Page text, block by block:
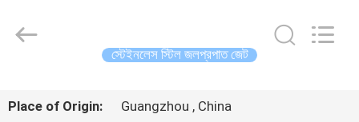
co,.ltd.
স্টেইনলেস স্টিল জলপ্রপাত জেট
Place of Origin:
Guangzhou , China